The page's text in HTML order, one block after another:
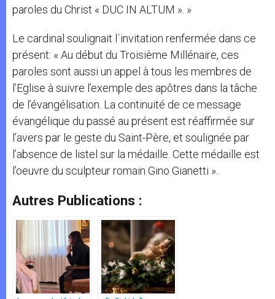
paroles du Christ « DUC IN ALTUM ». »
Le cardinal soulignait l´invitation renfermée dans ce
présent: « Au début du Troisième Millénaire, ces
paroles sont aussi un appel à tous les membres de
l’Eglise à suivre l’exemple des apôtres dans la tâche
de l’évangélisation. La continuité de ce message
évangélique du passé au présent est réaffirmée sur
l’avers par le geste du Saint-Père, et soulignée par
l’absence de listel sur la médaille. Cette médaille est
l’oeuvre du sculpteur romain Gino Gianetti ».
Autres Publications :